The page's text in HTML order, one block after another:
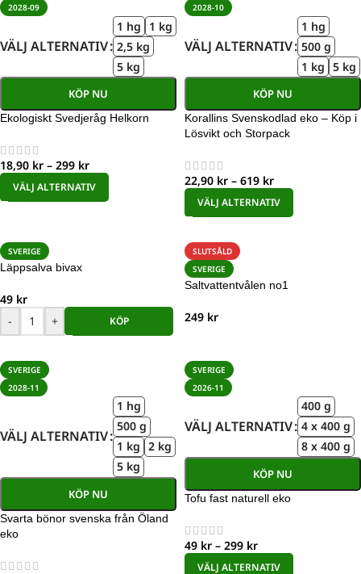
2028-09
VÄLJ ALTERNATIV
1 hg
1 kg
2,5 kg
5 kg
KÖP NU
Ekologiskt Svedjeråg Helkorn
18,90 kr – 299 kr
VÄLJ ALTERNATIV
2028-10
VÄLJ ALTERNATIV
1 hg
500 g
1 kg 5 kg
KÖP NU
Korallins Svenskodlad eko – Köp i
Lösvikt och Storpack
22,90 kr – 619 kr
VÄLJ ALTERNATIV
SVERIGE
Läppsalva bivax
49 kr
-
+ KÖP
SLUTSÅLD
SVERIGE
Saltvattentvålen no1
249 kr
SVERIGE
2028-11
VÄLJ ALTERNATIV
1 hg
500 g
1 kg 2 kg
5 kg
KÖP NU
Svarta bönor svenska från Öland
eko
SVERIGE
2026-11
VÄLJ ALTERNATIV
400 g
4 x 400 g
8 x 400 g
KÖP NU
Tofu fast naturell eko
49 kr – 299 kr
VÄLJ ALTERNATIV